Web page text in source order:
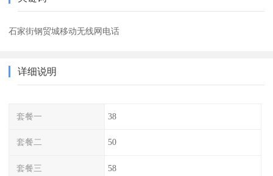
石家街钢贸城移动无线网电话
详细说明
套餐一 38
套餐二 50
套餐三 58